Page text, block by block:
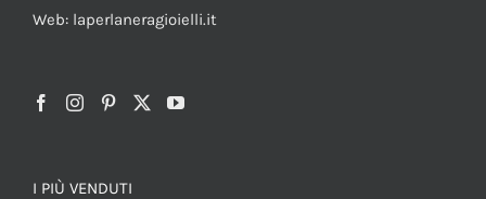
Web: laperlaneragioielli.it
I PIÙ VENDUTI